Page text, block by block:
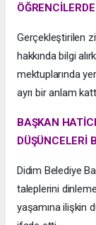
Gerçekleştirilen
hakkında bilgi
mektuplarında
ayrı bir anlam
BAŞKAN
DÜŞÜNCELERİ
Didim Belediye
taleplerini
yaşamına ilişkin